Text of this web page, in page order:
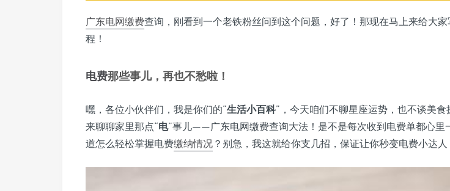
广东电网缴费查询，刚看到一个老铁粉丝问到这个问题，好了！那现在马上来给大家
程！
电费那些事儿，再也不愁啦！
嘿，各位小伙伴们，我是你们的“生活小百科”，今天咱们不聊星座运势，也不谈美食
来聊聊家里那点“电”事儿——广东电网缴费查询大法！是不是每次收到电费单都心里
道怎么轻松掌握电费缴纳情况 ？别急，我这就给你支几招，保证让你秒变电费小达人